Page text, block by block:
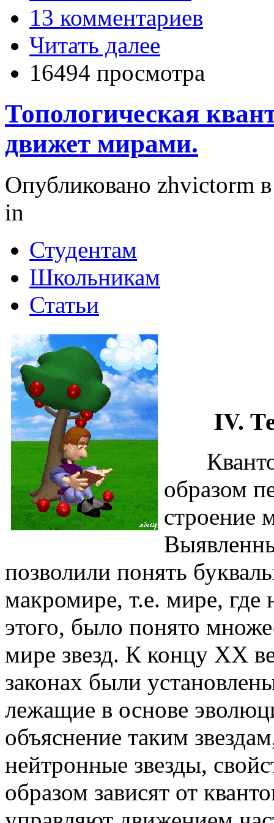
13 комментариев
Читать далее
16494 просмотра
Топологическая
движет мирами.
Опубликовано zhvictorm
in
Студентам
Школьникам
Статьи
IV.
образом
строение
позволили понять
макромире, т.е. мире,
этого, было понято
мире звезд. К концу XX
законах были
лежащие в основе
объяснение таким
нейтронные звезды,
образом зависят от